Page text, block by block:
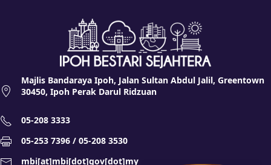
Majlis Bandaraya Ipoh, Jalan Sultan Abdul Jalil, Greentown
30450, Ipoh Perak Darul Ridzuan
05-208 3333
05-253 7396 / 05-208 3530
mbi[at]mbi[dot]gov[dot]my